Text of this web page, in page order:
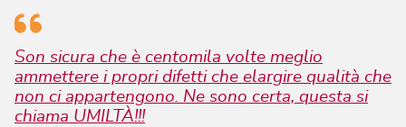
Son sicura che è centomila volte meglio
ammettere i propri difetti che elargire qualità che
non ci appartengono. Ne sono certa, questa si
chiama UMILTÀ!!!